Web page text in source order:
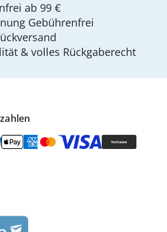
ab 99 €
Gebührenfrei
& volles Rückgaberecht